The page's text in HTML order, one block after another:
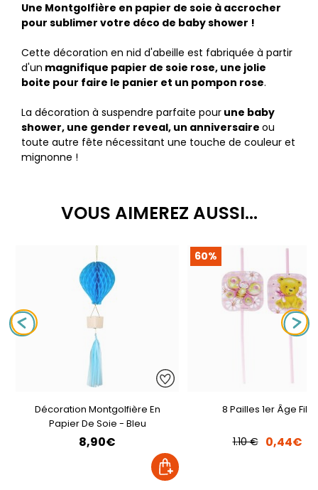
Une Montgolfière en papier de soie à accrocher
pour sublimer votre déco de baby shower !
Cette décoration en nid d'abeille est fabriquée à partir
d'un magnifique papier de soie rose, une jolie
boite pour faire le panier et un pompon rose.
La décoration à suspendre parfaite pour une baby
shower, une gender reveal, un anniversaire ou
toute autre fête nécessitant une touche de couleur et
mignonne !
VOUS AIMEREZ AUSSI...
Décoration Montgolfière En
Papier De Soie - Bleu
8,90€
60%
8 Pailles 1er Âge Fille
1.10 € 0,44€